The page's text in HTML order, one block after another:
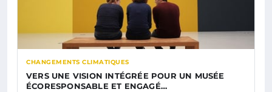
CHANGEMENTS CLIMATIQUES
VERS UNE VISION INTÉGRÉE POUR UN MUSÉE
ÉCORESPONSABLE ET ENGAGÉ…